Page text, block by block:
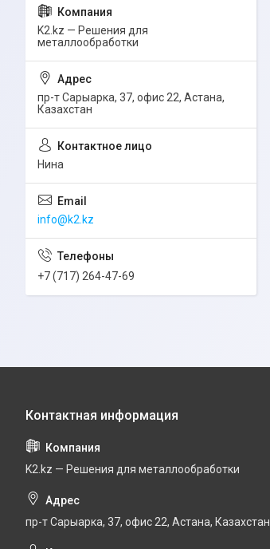
K2.kz — Решения для
металлообработки
пр-т Сарыарка, 37, офис 22, Астана,
Казахстан
Нина
info@k2.kz
+7 (717) 264-47-69
K2.kz — Решения для металлообработки
пр-т Сарыарка, 37, офис 22, Астана, Казахстан